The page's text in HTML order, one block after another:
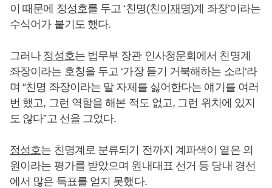
이 때문에 정성호를 두고 ‘친명(친이재명)계 좌장’이라는
수식어가 붙기도 했다.
그러나 정성호는 법무부 장관 인사청문회에서 친명계
좌장이라는 호칭을 두고 ‘가장 듣기 거북해하는 소리‘라
며 “친명 좌장이라는 말 자체를 싫어한다는 얘기를 여러
번 했고, 그런 역할을 해본 적도 없고, 그런 위치에 있지
도 않다”고 선을 그었다.
정성호는 친명계로 분류되기 전까지 계파색이 옅은 의
원이라는 평가를 받았으며 원내대표 선거 등 당내 경선
에서 많은 득표를 얻지 못했다.